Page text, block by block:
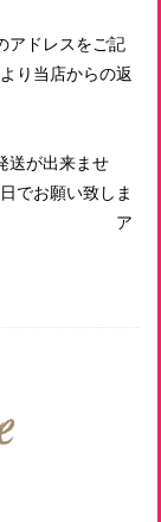
アドレスをご記
り当店からの返
送が出来ませ
でお願い致しま